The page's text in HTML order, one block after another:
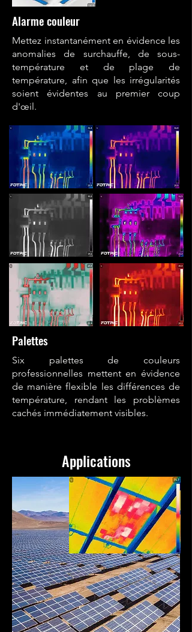
Alarme couleur
Mettez instantanément en évidence les
anomalies de surchauffe, de sous-
température et de plage de
température, afin que les irrégularités
soient évidentes au premier coup
d'œil.
Palettes
Six palettes de couleurs
professionnelles mettent en évidence
de manière flexible les différences de
température, rendant les problèmes
cachés immédiatement visibles.
Applications